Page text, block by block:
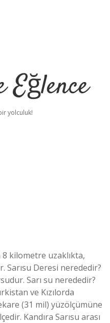
Eğlence
yolculuk!
8 kilometre uzaklıkta,
Sarısu Deresi nerededir?
Sarı su nerededir?
ve Kızılorda
(31 mil) yüzölçümüne
Kandıra Sarısu arası